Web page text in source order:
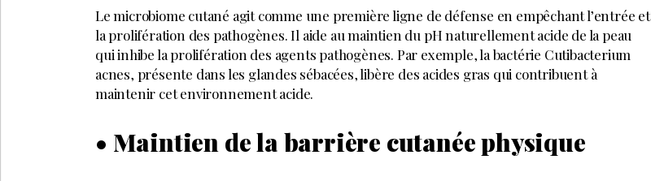
Le microbiome cutané agit comme une première ligne de défense en empêchant l’entrée et
la prolifération des pathogènes. Il aide au maintien du pH naturellement acide de la peau
qui inhibe la prolifération des agents pathogènes. Par exemple, la bactérie Cutibacterium
acnes, présente dans les glandes sébacées, libère des acides gras qui contribuent à
maintenir cet environnement acide.
• Maintien de la barrière cutanée physique